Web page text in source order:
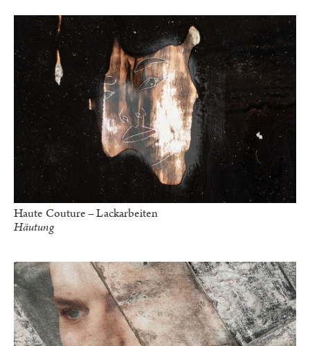
Haute Couture – Lackarbeiten
Häutung